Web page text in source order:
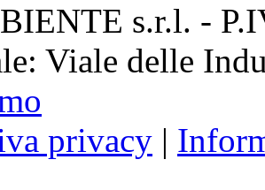
s.r.l. -
Viale delle
privacy |